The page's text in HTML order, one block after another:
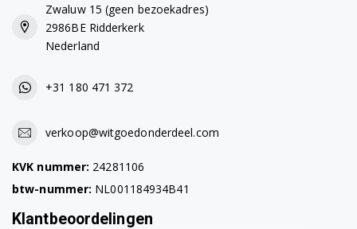
Zwaluw 15 (geen bezoekadres)
2986BE Ridderkerk
Nederland
+31 180 471 372
verkoop@witgoedonderdeel.com
KVK nummer: 24281106
btw-nummer: NL001184934B41
Klantbeoordelingen